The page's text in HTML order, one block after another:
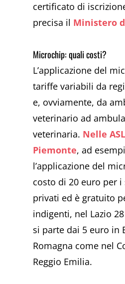
certificato di
precisa il Ministero
Microchip: quali costi?
L’applicazione del
tariffe variabili da
e, ovviamente, da
veterinario ad
veterinaria. Nelle
Piemonte, ad
l’applicazione del
costo di 20 euro per i
privati ed è gratuito
indigenti, nel Lazio
si parte dai 5 euro in
Romagna come nel
Reggio Emilia.